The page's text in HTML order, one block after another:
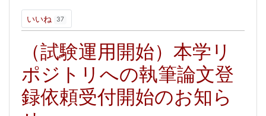
いいね 37
（試験運用開始）本学リ
ポジトリへの執筆論文登
録依頼受付開始のお知ら